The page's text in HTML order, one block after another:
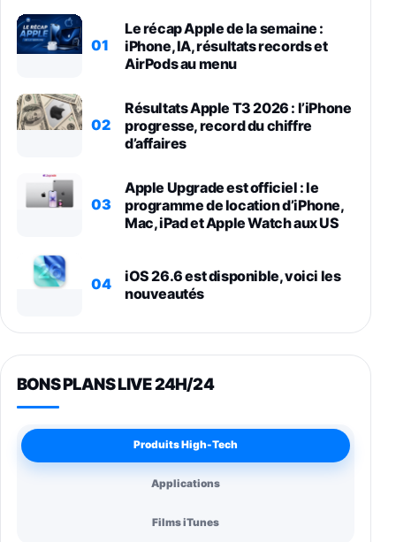
01
Le récap Apple de la semaine :
iPhone, IA, résultats records et
AirPods au menu
02
Résultats Apple T3 2026 : l’iPhone
progresse, record du chiffre
d’affaires
03
Apple Upgrade est officiel : le
programme de location d’iPhone,
Mac, iPad et Apple Watch aux US
04
iOS 26.6 est disponible, voici les
nouveautés
BONS PLANS LIVE 24H/24
Produits High-Tech
Applications
Films iTunes